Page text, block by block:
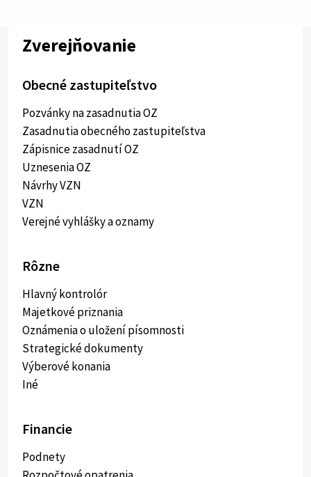
Zverejňovanie
Obecné zastupiteľstvo
Pozvánky na zasadnutia OZ
Zasadnutia obecného zastupiteľstva
Zápisnice zasadnutí OZ
Uznesenia OZ
Návrhy VZN
VZN
Verejné vyhlášky a oznamy
Rôzne
Hlavný kontrolór
Majetkové priznania
Oznámenia o uložení písomnosti
Strategické dokumenty
Výberové konania
Iné
Financie
Podnety